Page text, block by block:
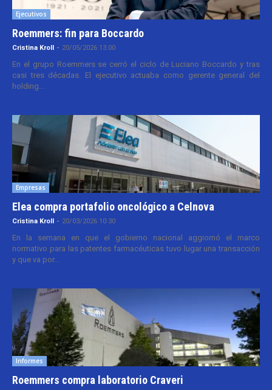
Ejecutivos
Roemmers: fin para Boccardo
Cristina Kroll - 20/05/2026 13:00
En el grupo Roemmers se cerró el ciclo de Luciano Boccardo y tras
casi tres décadas. El ejecutivo actuaba como gerente general del
holding...
Empresas
Elea compra portafolio oncológico a Celnova
Cristina Kroll - 20/03/2026 10:30
En la semana en que el gobierno nacional aggiornó el marco
normativo para las patentes farmacéuticas tuvo lugar una transacción
y que va por...
Informes
Roemmers compra laboratorio Craveri